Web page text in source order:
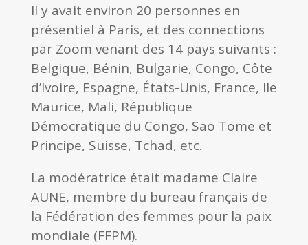
Il y avait environ 20 personnes en
présentiel à Paris, et des connections
par Zoom venant des 14 pays suivants :
Belgique, Bénin, Bulgarie, Congo, Côte
d’Ivoire, Espagne, États-Unis, France, Ile
Maurice, Mali, République
Démocratique du Congo, Sao Tome et
Principe, Suisse, Tchad, etc.
La modératrice était madame Claire
AUNE, membre du bureau français de
la Fédération des femmes pour la paix
mondiale (FFPM).